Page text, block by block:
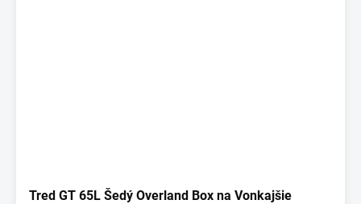
Tred GT 65L Šedý Overland Box na Vonkajšie